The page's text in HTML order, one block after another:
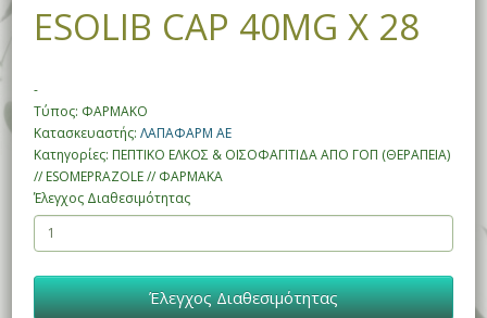
ESOLIB CAP 40MG X 28
-
Τύπος: ΦΑΡΜΑΚΟ
Κατασκευαστής:ΛΑΠΑΦΑΡΜ ΑΕ
Κατηγορίες: ΠΕΠΤΙΚΟ ΕΛΚΟΣ & ΟΙΣΟΦΑΓΙΤΙΔΑ ΑΠΟ ΓΟΠ (ΘΕΡΑΠΕΙΑ)
// ESOMEPRAZOLE // ΦΑΡΜΑΚΑ
Έλεγχος Διαθεσιμότητας
Έλεγχος Διαθεσιμότητας